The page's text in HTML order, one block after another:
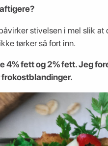
stivelsen i mel slik
tørker så fort inn.
4% fett og 2% fett. Jeg
frokostblandinger.